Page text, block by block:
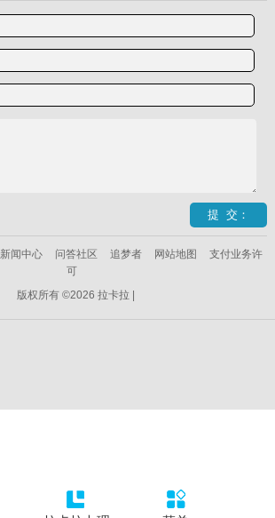
新闻中心 问答社区 追梦者 网站地图
支付业务许
可
版权所有 ©2026 拉卡拉 |